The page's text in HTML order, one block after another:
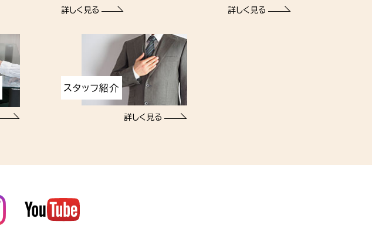
詳しく見る 詳しく見る
スタッフ紹介
詳しく見る